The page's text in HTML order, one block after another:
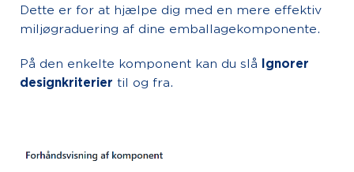
Dette er for at hjælpe dig med en mere effektiv
miljøgraduering af dine emballagekomponente.
På den enkelte komponent kan du slå
Ignorer
designkriterier til og fra.